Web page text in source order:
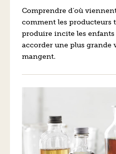
Comprendre d’où
comment les producteurs
produire incite les enfants
accorder une plus grande
mangent.